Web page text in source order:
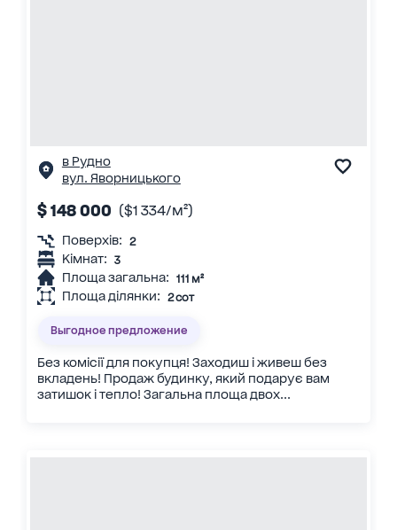
в Рудно
вул. Яворницького
$ 148 000 ($1 334/м²)
Поверхів: 2
Кімнат: 3
Площа загальна: 111 м²
Площа ділянки: 2 сот
Выгодное предложение
Без комісії для покупця! Заходиш і живеш без
вкладень! Продаж будинку, який подарує вам
затишок і тепло! Загальна площа двох...